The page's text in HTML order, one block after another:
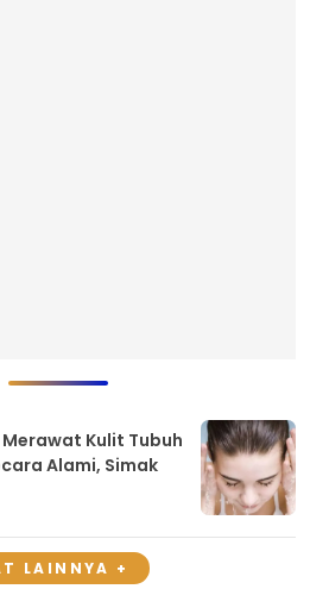
Kulit Tubuh
Alami, Simak
LAINNYA +